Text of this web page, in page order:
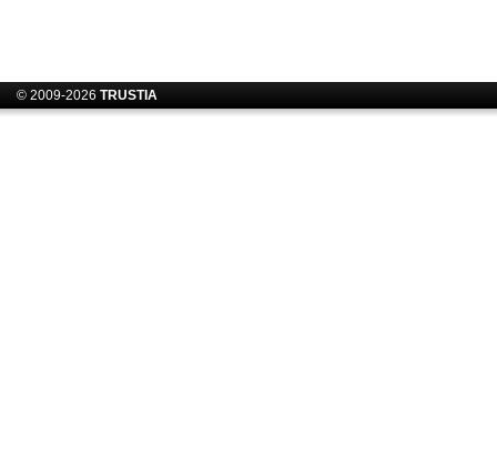
© 2009-2026 TRUSTIA